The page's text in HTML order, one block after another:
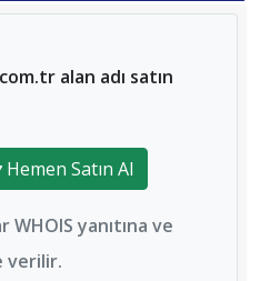
alan adı satın
Hemen Satın Al
yanıtına ve
verilir.